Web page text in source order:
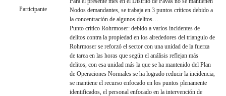
Participante
Nodos demandantes, se trabaja en 3 puntos críticos debido a
la concentración de algunos delitos…
Punto crítico Rohrmoser: debido a varios incidentes de
delitos contra la propiedad en los alrededores del triangulo de
Rohrmoser se reforzó el sector con una unidad de la fuerza
de tarea en las horas que según el análisis reflejan más
delitos, con esa unidad más la que se ha mantenido del Plan
de Operaciones Normales se ha logrado reducir la incidencia,
se mantiene el recurso enfocado en los puntos plenamente
identificados, el personal enfocado en la intervención de